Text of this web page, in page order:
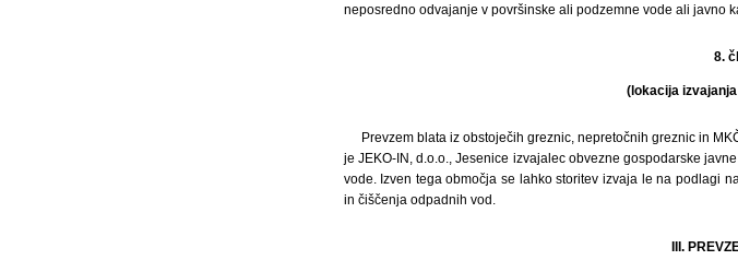
neposredno odvajanje v površinske ali podzemne vode ali javno
8.
(lokacija
Prevzem blata iz obstoječih greznic, nepretočnih greznic in
je JEKO-IN, d.o.o., Jesenice izvajalec obvezne gospodarske
vode. Izven tega območja se lahko storitev izvaja le na podlagi
in čiščenja odpadnih vod.
III.